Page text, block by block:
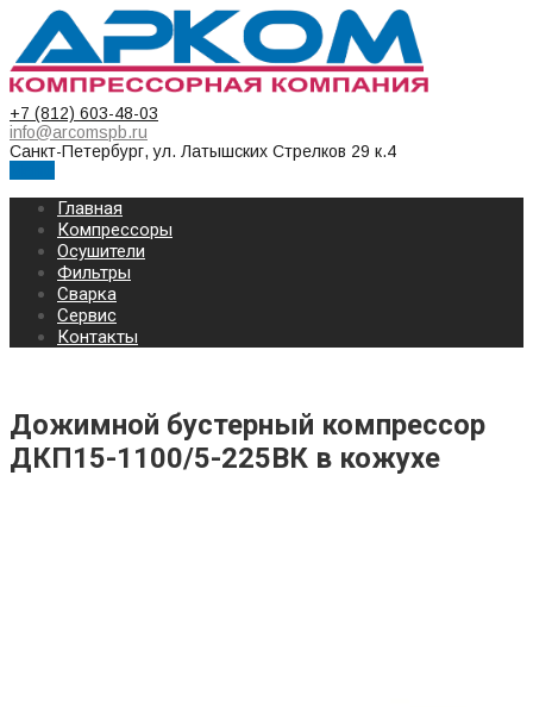
+7 (812) 603-48-03
info@arcomspb.ru
Санкт-Петербург, ул. Латышских Стрелков 29 к.4
Главная
Компрессоры
Осушители
Фильтры
Сварка
Сервис
Контакты
Дожимной бустерный компрессор
ДКП15-1100/5-225ВК в кожухе